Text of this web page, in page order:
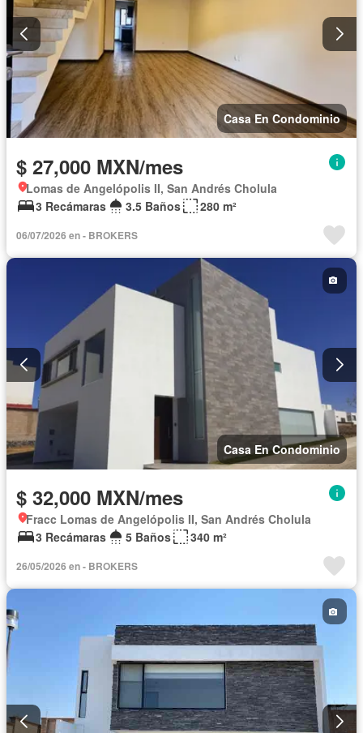
Casa En Condominio
$ 27,000 MXN/mes
Lomas de Angelópolis II, San Andrés Cholula
3 Recámaras
3.5 Baños 280 m²
06/07/2026 en - BROKERS
Casa En Condominio
$ 32,000 MXN/mes
Fracc Lomas de Angelópolis II, San Andrés Cholula
3 Recámaras
5 Baños 340 m²
26/05/2026 en - BROKERS